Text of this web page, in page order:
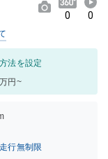
0 0
法を設定
万円~
行無制限